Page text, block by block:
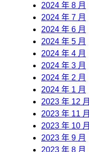
2024 年 8 月
2024 年 7 月
2024 年 6 月
2024 年 5 月
2024 年 4 月
2024 年 3 月
2024 年 2 月
2024 年 1 月
2023 年 12 月
2023 年 11 月
2023 年 10 月
2023 年 9 月
2023 年 8 月